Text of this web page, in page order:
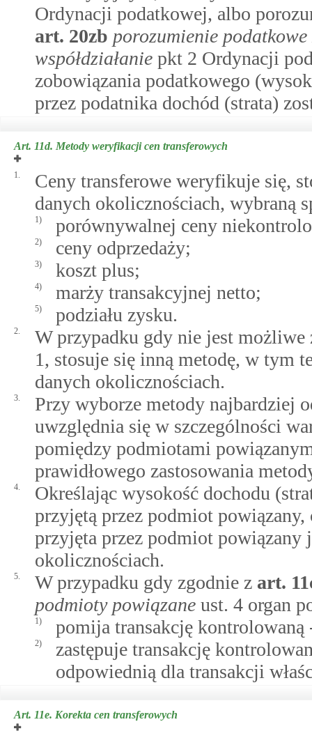
Ordynacji podatkowej, albo
art. 20zb porozumienie
współdziałanie pkt 2 Ordynacji
zobowiązania podatkowego
przez podatnika dochód (strata)
Art. 11d. Metody weryfikacji cen transferowych
1.
Ceny transferowe weryfikuje się,
danych okolicznościach, wybraną
1) porównywalnej ceny
2) ceny odprzedaży;
3) koszt plus;
4) marży transakcyjnej netto;
5) podziału zysku.
2.
W przypadku gdy nie jest
1, stosuje się inną metodę, w tym
danych okolicznościach.
3.
Przy wyborze metody najbardziej
uwzględnia się w szczególności
pomiędzy podmiotami
prawidłowego zastosowania
4.
Określając wysokość dochodu
przyjętą przez podmiot
przyjęta przez podmiot powiązany
okolicznościach.
5. W przypadku gdy zgodnie z art.
podmioty powiązane ust. 4 organ
1) pomija transakcję kontrolowaną
2)
zastępuje transakcję
odpowiednią dla transakcji
Art. 11e. Korekta cen transferowych